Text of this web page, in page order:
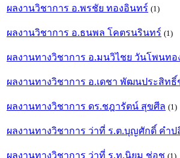
ผลงานวิชาการ อ.พรชัย ทองอินทร์ (1)
ผลงานวิชาการ อ.ธนพล โคตรนรินทร์ (1)
ผลงานทางวิชาการ อ.มนวิไชย วันโพนทอ
ผลงานทางวิชาการ อ.เดชา พัฒนประสิทธิ์
ผลงานทางวิชาการ ดร.ชฎารัตน์ สุขศีล (1)
ผลงานทางวิชาการ ว่าที่ ร.ต.บุญศักดิ์ คำป
ผลงานทางวิชาการ ว่าที่ ร.ท.นิยม ช่อชู (1)